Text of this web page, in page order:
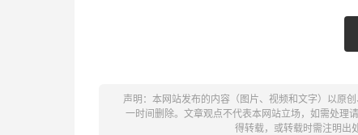
声明：本网站发布的内容（图片、视频和文字）以原
一时间删除。文章观点不代表本网站立场，如需处
得转载，或转载时需注明出处